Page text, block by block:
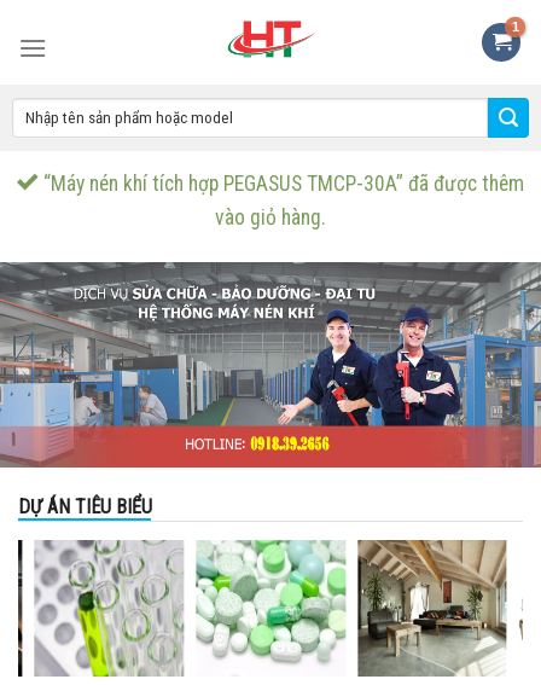
“Máy nén khí tích hợp PEGASUS TMCP-30A” đã được thêm
vào giỏ hàng.
DỰ ÁN TIÊU BIỂU